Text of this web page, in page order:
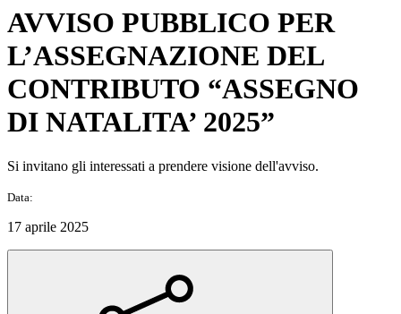
AVVISO PUBBLICO PER
L’ASSEGNAZIONE DEL
CONTRIBUTO “ASSEGNO
DI NATALITA’ 2025”
Si invitano gli interessati a prendere visione dell'avviso.
Data:
17 aprile 2025